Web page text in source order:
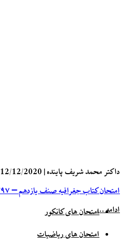
داکتر محمد شریف پاینده|
12/12/2020
امتحان کتاب جغرافیه صنف یازدهم – ۱۳۹۷
ادامه ...امتحان های کانکور
امتحان های ریاضیات